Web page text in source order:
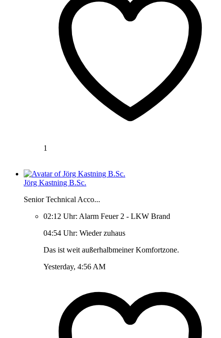
1
Jörg Kastning B.Sc.
Senior Technical Acco...
02:12 Uhr: Alarm Feuer 2 - LKW Brand
04:54 Uhr: Wieder zuhaus
Das ist weit außerhalbmeiner Komfortzone.
Yesterday, 4:56 AM